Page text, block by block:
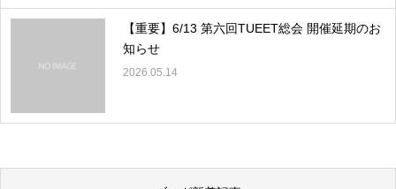
【重要】6/13 第六回TUEET総会 開催延期のお
知らせ
2026.05.14